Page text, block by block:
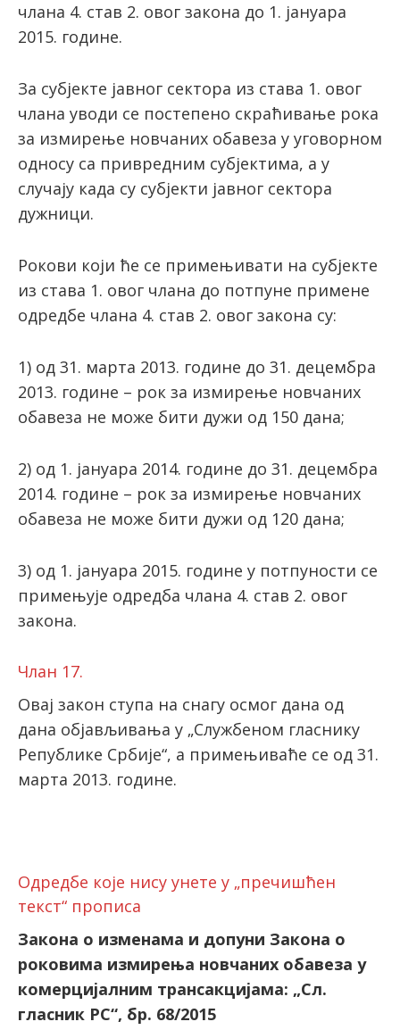
члана 4. став 2. овог закона до 1. јануара
2015. године.
За субјекте јавног сектора из става 1. овог
члана уводи се постепено скраћивање рока
за измирење новчаних обавеза у уговорном
односу са привредним субјектима, а у
случају када су субјекти јавног сектора
дужници.
Рокови који ће се примењивати на субјекте
из става 1. овог члана до потпуне примене
одредбе члана 4. став 2. овог закона су:
1) од 31. марта 2013. године до 31. децембра
2013. године – рок за измирење новчаних
обавеза не може бити дужи од 150 дана;
2) од 1. јануара 2014. године до 31. децембра
2014. године – рок за измирење новчаних
обавеза не може бити дужи од 120 дана;
3) од 1. јануара 2015. године у потпуности се
примењује одредба члана 4. став 2. овог
закона.
Члан 17.
Овај закон ступа на снагу осмог дана од
дана објављивања у „Службеном гласнику
Републике Србије“, а примењиваће се од 31.
марта 2013. године.
Одредбе које нису унете у „пречишћен
текст“ прописа
Закона о изменама и допуни Закона о
роковима измирења новчаних обавеза у
комерцијалним трансакцијама: „Сл.
гласник РС“, бр. 68/2015